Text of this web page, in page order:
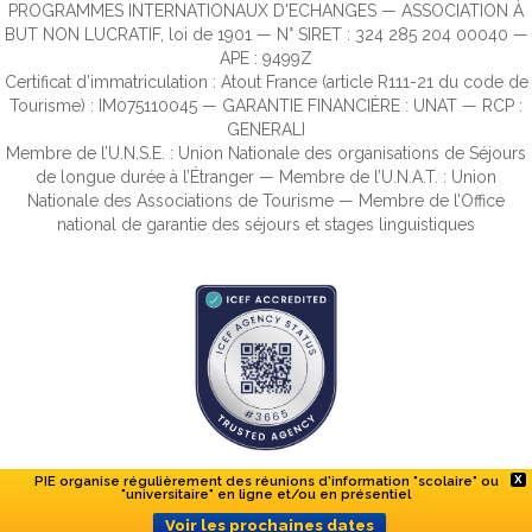
PROGRAMMES INTERNATIONAUX D'ECHANGES — ASSOCIATION À
BUT NON LUCRATIF, loi de 1901 — N° SIRET : 324 285 204 00040 —
APE : 9499Z
Certificat d’immatriculation : Atout France (article R111-21 du code de
Tourisme) : IM075110045 — GARANTIE FINANCIÈRE : UNAT — RCP :
GENERALI
Membre de l’U.N.S.E. : Union Nationale des organisations de Séjours
de longue durée à l’Étranger — Membre de l’U.N.A.T. : Union
Nationale des Associations de Tourisme — Membre de l’Office
national de garantie des séjours et stages linguistiques
X
PIE organise régulièrement des réunions d'information "scolaire" ou
"universitaire" en ligne et/ou en présentiel
Voir les prochaines dates